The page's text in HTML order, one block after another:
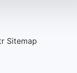
Sitemap